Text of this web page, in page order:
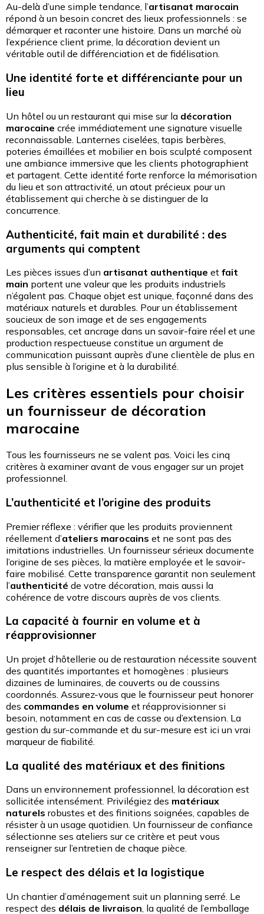
Au-delà d’une simple tendance, l’artisanat marocain
répond à un besoin concret des lieux professionnels : se
démarquer et raconter une histoire. Dans un marché où
l’expérience client prime, la décoration devient un
véritable outil de différenciation et de fidélisation.
Une identité forte et différenciante pour un
lieu
Un hôtel ou un restaurant qui mise sur la décoration
marocaine crée immédiatement une signature visuelle
reconnaissable. Lanternes ciselées, tapis berbères,
poteries émaillées et mobilier en bois sculpté composent
une ambiance immersive que les clients photographient
et partagent. Cette identité forte renforce la mémorisation
du lieu et son attractivité, un atout précieux pour un
établissement qui cherche à se distinguer de la
concurrence.
Authenticité, fait main et durabilité : des
arguments qui comptent
Les pièces issues d’un artisanat authentique et fait
main portent une valeur que les produits industriels
n’égalent pas. Chaque objet est unique, façonné dans des
matériaux naturels et durables. Pour un établissement
soucieux de son image et de ses engagements
responsables, cet ancrage dans un savoir-faire réel et une
production respectueuse constitue un argument de
communication puissant auprès d’une clientèle de plus en
plus sensible à l’origine et à la durabilité.
Les critères essentiels pour choisir
un fournisseur de décoration
marocaine
Tous les fournisseurs ne se valent pas. Voici les cinq
critères à examiner avant de vous engager sur un projet
professionnel.
L’authenticité et l’origine des produits
Premier réflexe : vérifier que les produits proviennent
réellement d’ateliers marocains et ne sont pas des
imitations industrielles. Un fournisseur sérieux documente
l’origine de ses pièces, la matière employée et le savoir-
faire mobilisé. Cette transparence garantit non seulement
l’authenticité de votre décoration, mais aussi la
cohérence de votre discours auprès de vos clients.
La capacité à fournir en volume et à
réapprovisionner
Un projet d’hôtellerie ou de restauration nécessite souvent
des quantités importantes et homogènes : plusieurs
dizaines de luminaires, de couverts ou de coussins
coordonnés. Assurez-vous que le fournisseur peut honorer
des commandes en volume et réapprovisionner si
besoin, notamment en cas de casse ou d’extension. La
gestion du sur-commande et du sur-mesure est ici un vrai
marqueur de fiabilité.
La qualité des matériaux et des finitions
Dans un environnement professionnel, la décoration est
sollicitée intensément. Privilégiez des matériaux
naturels robustes et des finitions soignées, capables de
résister à un usage quotidien. Un fournisseur de confiance
sélectionne ses ateliers sur ce critère et peut vous
renseigner sur l’entretien de chaque pièce.
Le respect des délais et la logistique
Un chantier d’aménagement suit un planning serré. Le
respect des délais de livraison , la qualité de l’emballage